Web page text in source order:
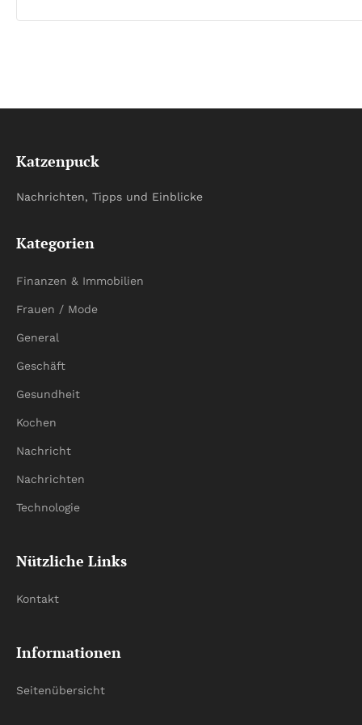
Katzenpuck
Nachrichten, Tipps und Einblicke
Kategorien
Finanzen & Immobilien
Frauen / Mode
General
Geschäft
Gesundheit
Kochen
Nachricht
Nachrichten
Technologie
Nützliche Links
Kontakt
Informationen
Seitenübersicht